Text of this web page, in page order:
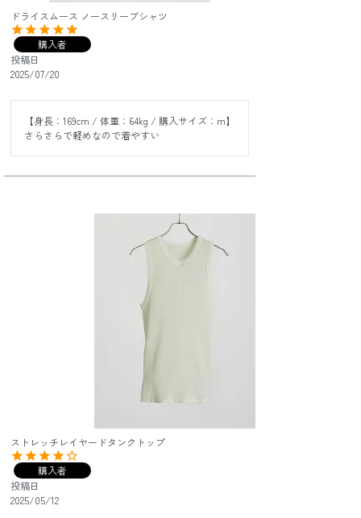
ドライスムース ノースリーブシャツ
購入者
投稿日
2025/07/20
【身長：169cm / 体重：64kg / 購入サイズ：m】
さらさらで軽めなので着やすい
ストレッチレイヤードタンクトップ
購入者
投稿日
2025/05/12